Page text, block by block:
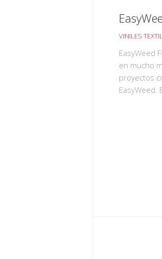
VINILES
EasyWeed
en mucho
proyectos
EasyWeed.